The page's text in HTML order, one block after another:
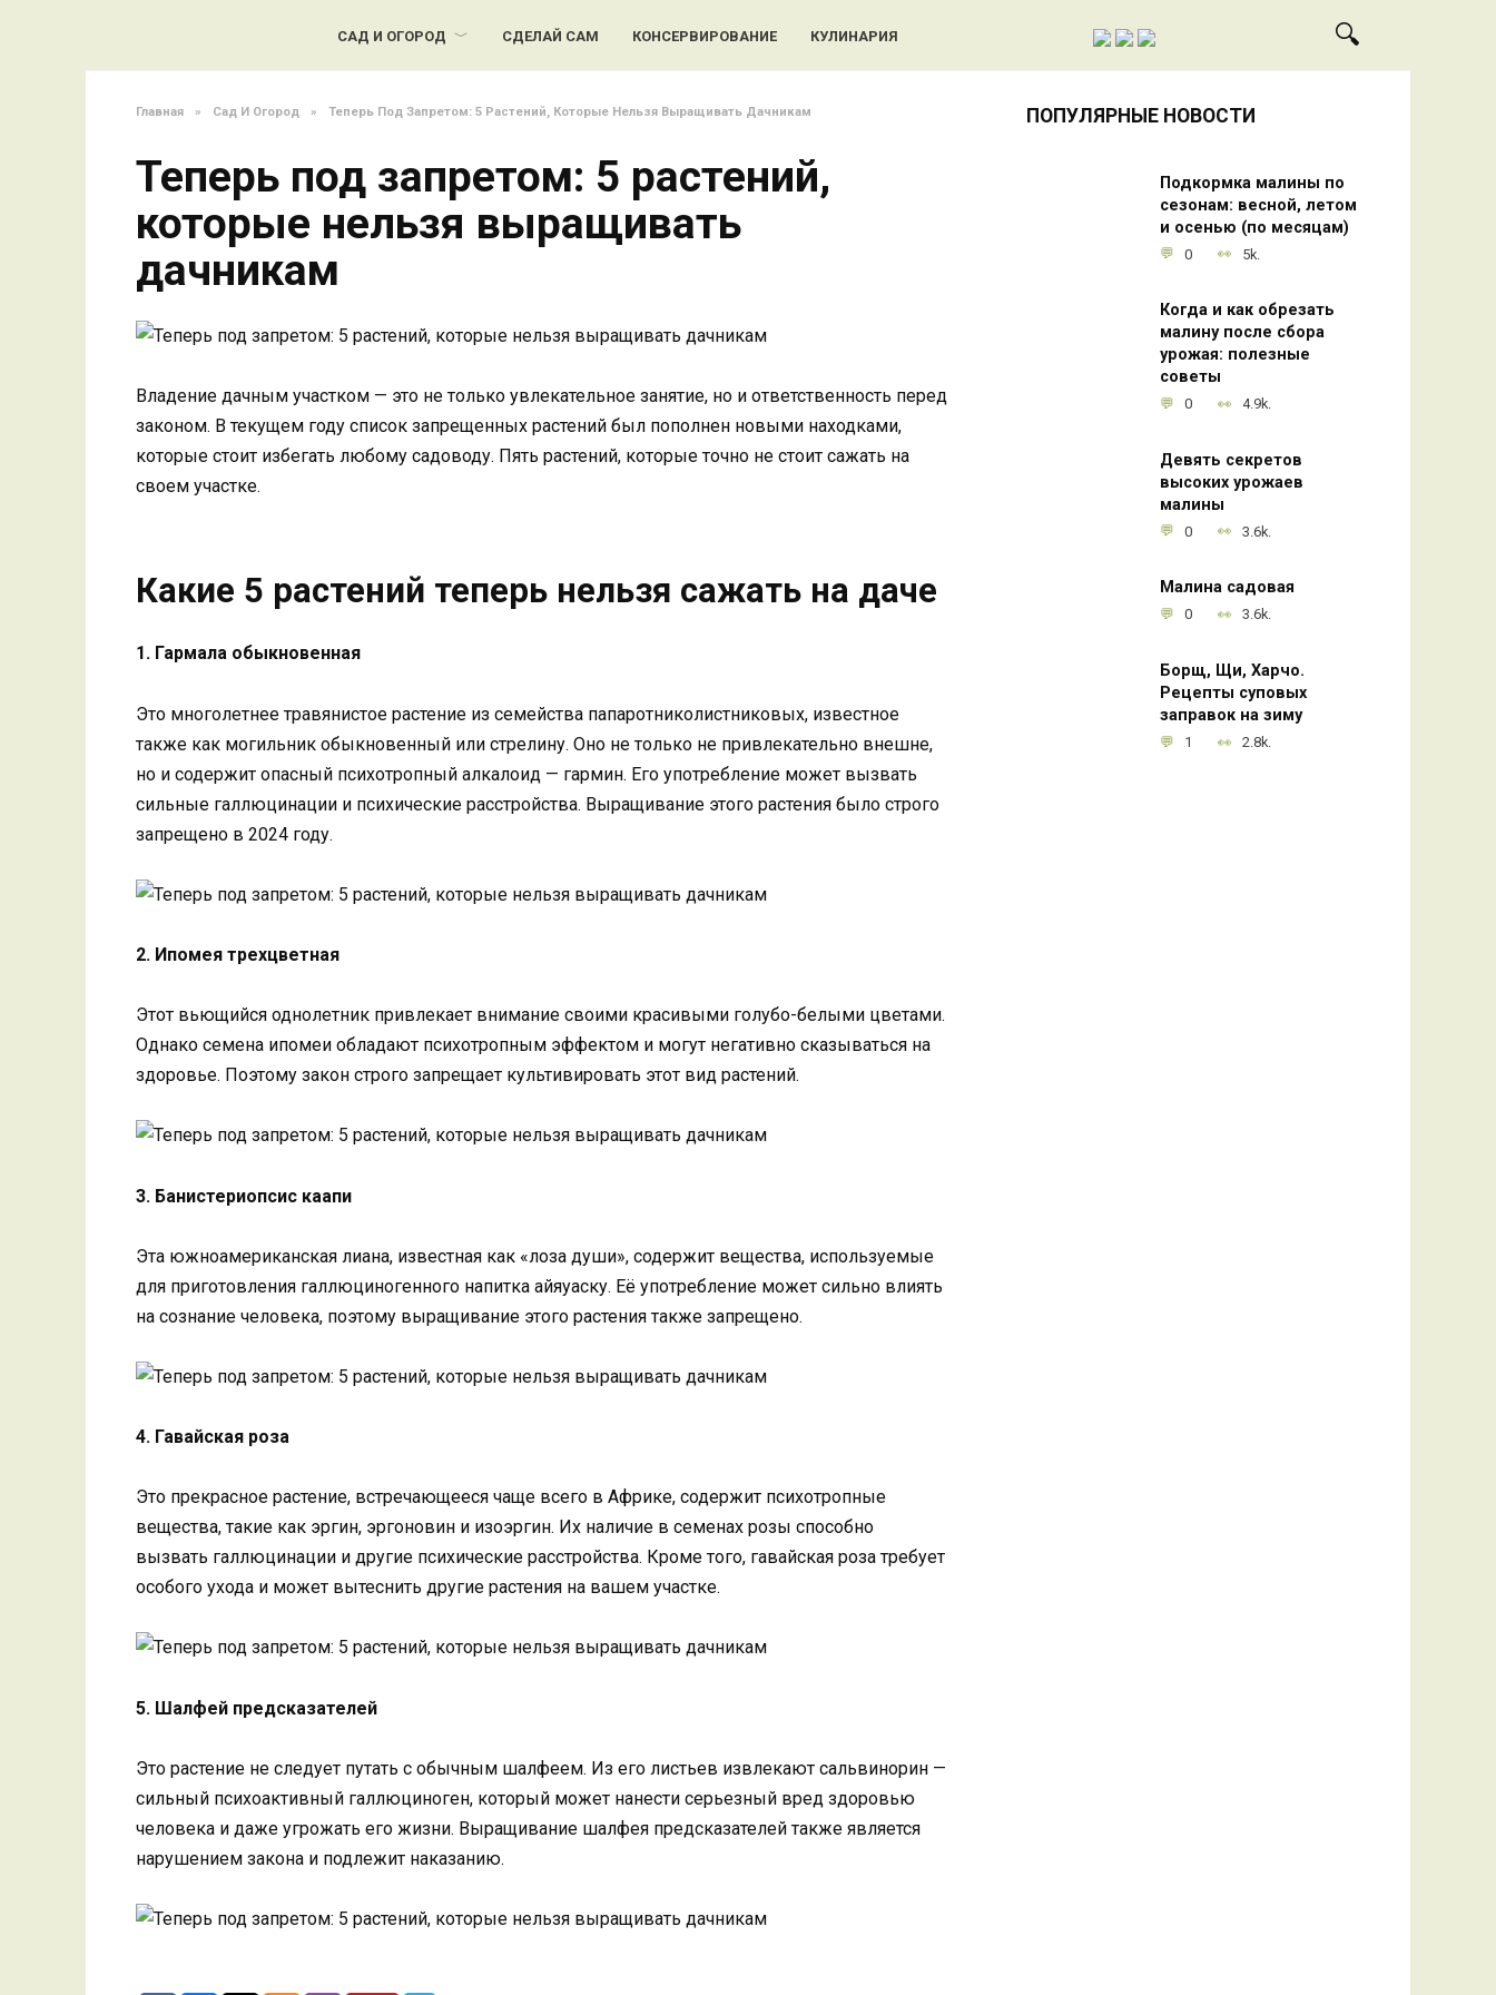
САД И ОГОРОД СДЕЛАЙ САМ КОНСЕРВИРОВАНИЕ КУЛИНАРИЯ
Главная » Сад И Огород » Теперь Под Запретом: 5 Растений, Которые Нельзя Выращивать Дачникам
Теперь под запретом: 5 растений,
которые нельзя выращивать
дачникам
Владение дачным участком — это не только увлекательное занятие, но и ответственность перед
законом. В текущем году список запрещенных растений был пополнен новыми находками,
которые стоит избегать любому садоводу. Пять растений, которые точно не стоит сажать на
своем участке.
Какие 5 растений теперь нельзя сажать на даче
1. Гармала обыкновенная
Это многолетнее травянистое растение из семейства папаротниколистниковых, известное
также как могильник обыкновенный или стрелину. Оно не только не привлекательно внешне,
но и содержит опасный психотропный алкалоид — гармин. Его употребление может вызвать
сильные галлюцинации и психические расстройства. Выращивание этого растения было строго
запрещено в 2024 году.
2. Ипомея трехцветная
Этот вьющийся однолетник привлекает внимание своими красивыми голубо-белыми цветами.
Однако семена ипомеи обладают психотропным эффектом и могут негативно сказываться на
здоровье. Поэтому закон строго запрещает культивировать этот вид растений.
3. Банистериопсис каапи
Эта южноамериканская лиана, известная как «лоза души», содержит вещества, используемые
для приготовления галлюциногенного напитка айяуаску. Её употребление может сильно влиять
на сознание человека, поэтому выращивание этого растения также запрещено.
4. Гавайская роза
Это прекрасное растение, встречающееся чаще всего в Африке, содержит психотропные
вещества, такие как эргин, эргоновин и изоэргин. Их наличие в семенах розы способно
вызвать галлюцинации и другие психические расстройства. Кроме того, гавайская роза требует
особого ухода и может вытеснить другие растения на вашем участке.
5. Шалфей предсказателей
Это растение не следует путать с обычным шалфеем. Из его листьев извлекают сальвинорин —
сильный психоактивный галлюциноген, который может нанести серьезный вред здоровью
человека и даже угрожать его жизни. Выращивание шалфея предсказателей также является
нарушением закона и подлежит наказанию.
ПОПУЛЯРНЫЕ НОВОСТИ
Подкормка малины по
сезонам: весной, летом
и осенью (по месяцам)
0 5k.
Когда и как обрезать
малину после сбора
урожая: полезные
советы
0 4.9k.
Девять секретов
высоких урожаев
малины
0 3.6k.
Малина садовая
0 3.6k.
Борщ, Щи, Харчо.
Рецепты суповых
заправок на зиму
1 2.8k.